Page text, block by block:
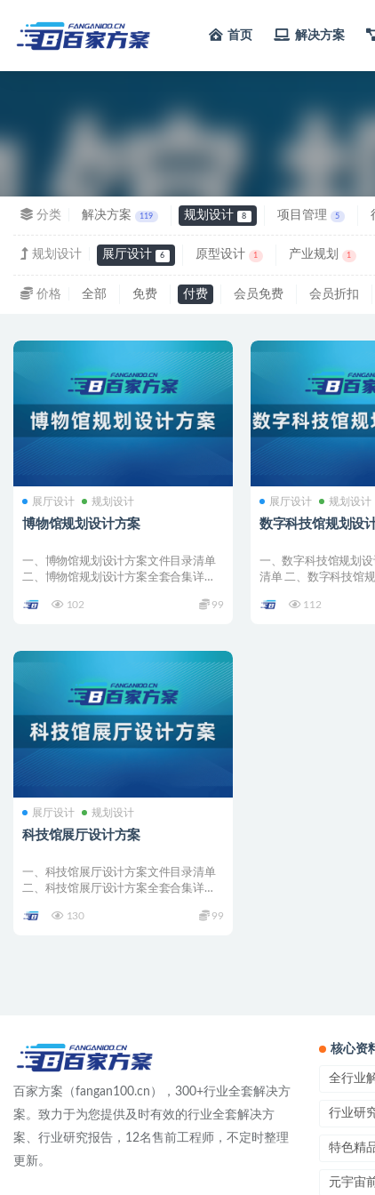
首页 解决方案
分类 解决方案 119 规划设计 8 项目管理 5
规划设计 展厅设计 6 原型设计 1 产业规划 1
价格 全部 免费 付费 会员免费 会员折扣
展厅设计 规划设计
博物馆规划设计方案
一、博物馆规划设计方案文件目录清单
二、博物馆规划设计方案全套合集详情
102
99
展厅设计 规划设计
数字科技馆规划设
一、数字科技馆规划
清单 二、数字科技馆
112
展厅设计 规划设计
科技馆展厅设计方案
一、科技馆展厅设计方案文件目录清单
二、科技馆展厅设计方案全套合集详情
130
99
百家方案（fangan100.cn），300+行业全套解决方
案。致力于为您提供及时有效的行业全套解决方
案、行业研究报告，12名售前工程师，不定时整理
更新。
核心资
全行业
行业研
特色精
元宇宙